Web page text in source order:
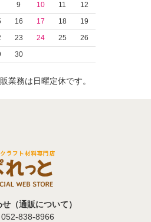
9 10 11
12
16 17 18
19
23 24 25
26
30
業務は日曜定休です。
（通販について）
838-8966